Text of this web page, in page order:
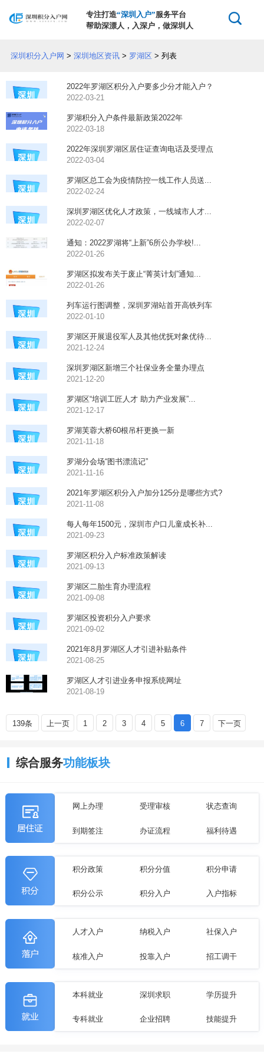
专注打造“深圳入户”服务平台
帮助深漂人，入深户，做深圳人
深圳积分入户网 > 深圳地区资讯> 罗湖区 > 列表
2022年罗湖区积分入户要多少分才能入户？
2022-03-21
罗湖积分入户条件最新政策2022年
2022-03-18
2022年深圳罗湖区居住证查询电话及受理点
2022-03-04
罗湖区总工会为疫情防控一线工作人员送...
2022-02-24
深圳罗湖区优化人才政策，一线城市人才...
2022-02-07
通知：2022罗湖将“上新”6所公办学校!...
2022-01-26
罗湖区拟发布关于废止“菁英计划”通知...
2022-01-26
列车运行图调整，深圳罗湖站首开高铁列车
2022-01-10
罗湖区开展退役军人及其他优抚对象优待...
2021-12-24
深圳罗湖区新增三个社保业务全量办理点
2021-12-20
罗湖区“培训工匠人才 助力产业发展”...
2021-12-17
罗湖芙蓉大桥60根吊杆更换一新
2021-11-18
罗湖分会场“图书漂流记”
2021-11-16
2021年罗湖区积分入户加分125分是哪些方式?
2021-11-08
每人每年1500元，深圳市户口儿童成长补...
2021-09-23
罗湖区积分入户标准政策解读
2021-09-13
罗湖区二胎生育办理流程
2021-09-08
罗湖区投资积分入户要求
2021-09-02
2021年8月罗湖区人才引进补贴条件
2021-08-25
罗湖区人才引进业务申报系统网址
2021-08-19
139条 上一页 1 2 3 4 5 6 7 下一页
综合服务功能板块
网上办理 受理审核 状态查询
到期签注 办证流程 福利待遇
积分政策 积分分值 积分申请
积分公示 积分入户 入户指标
人才入户 纳税入户 社保入户
核准入户 投靠入户 招工调干
本科就业 深圳求职 学历提升
专科就业 企业招聘 技能提升